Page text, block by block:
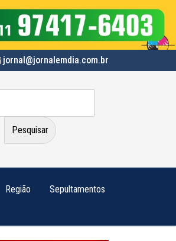
jornal@jornalemdia.com.br
Região Sepultamentos